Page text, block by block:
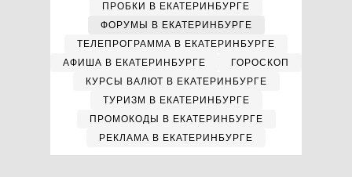
ПРОБКИ В ЕКАТЕРИНБУРГЕ
ФОРУМЫ В ЕКАТЕРИНБУРГЕ
ТЕЛЕПРОГРАММА В ЕКАТЕРИНБУРГЕ
АФИША В ЕКАТЕРИНБУРГЕ
ГОРОСКОП
КУРСЫ ВАЛЮТ В ЕКАТЕРИНБУРГЕ
ТУРИЗМ В ЕКАТЕРИНБУРГЕ
ПРОМОКОДЫ В ЕКАТЕРИНБУРГЕ
РЕКЛАМА В ЕКАТЕРИНБУРГЕ